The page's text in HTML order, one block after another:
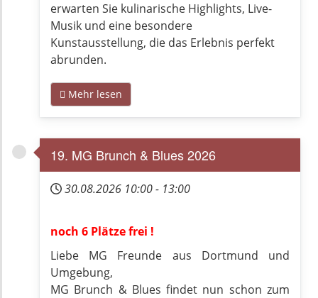
erwarten Sie kulinarische Highlights, Live-
Musik und eine besondere
Kunstausstellung, die das Erlebnis perfekt
abrunden.
Mehr lesen
19. MG Brunch & Blues 2026
30.08.2026 10:00- 13:00
noch 6 Plätze frei !
Liebe MG Freunde aus Dortmund und
Umgebung,
MG Brunch & Blues findet nun schon zum